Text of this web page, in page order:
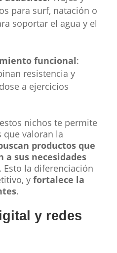
para surf, natación o
soportar el agua y el
funcional:
resistencia y
a ejercicios
nichos te permite
que valoran la
productos que
a sus necesidades
Esto la diferenciación
yfortalece la
.
y redes